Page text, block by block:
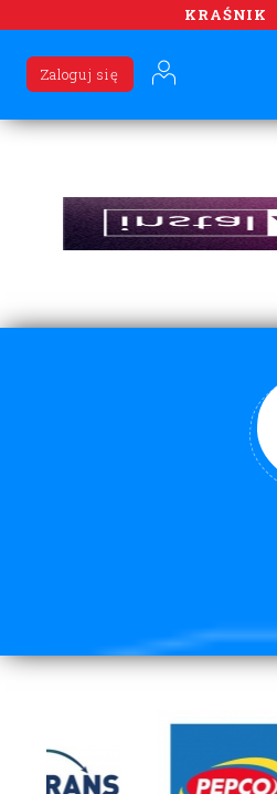
KRAŚNIK
Zaloguj się
lorem ipsum